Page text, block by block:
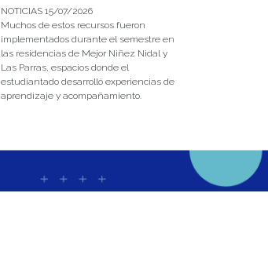
NOTICIAS 15/07/2026
Muchos de estos recursos fueron
implementados durante el semestre en
las residencias de Mejor Niñez Nidal y
Las Parras, espacios donde el
estudiantado desarrolló experiencias de
aprendizaje y acompañamiento.